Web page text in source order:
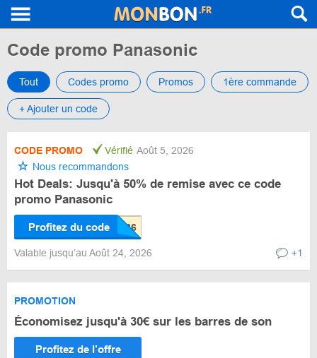
Code promo Panasonic
Tout Codes promo Promos 1ère commande
+ Ajouter un code
CODE PROMO Vérifié Août 5, 2026
Nous recommandons
Hot Deals: Jusqu'à 50% de remise avec ce code
promo Panasonic
Profitez du code
Valable jusqu’au Août 24, 2026 +1
PROMOTION
Économisez jusqu'à 30€ sur les barres de son
Profitez de l’offre